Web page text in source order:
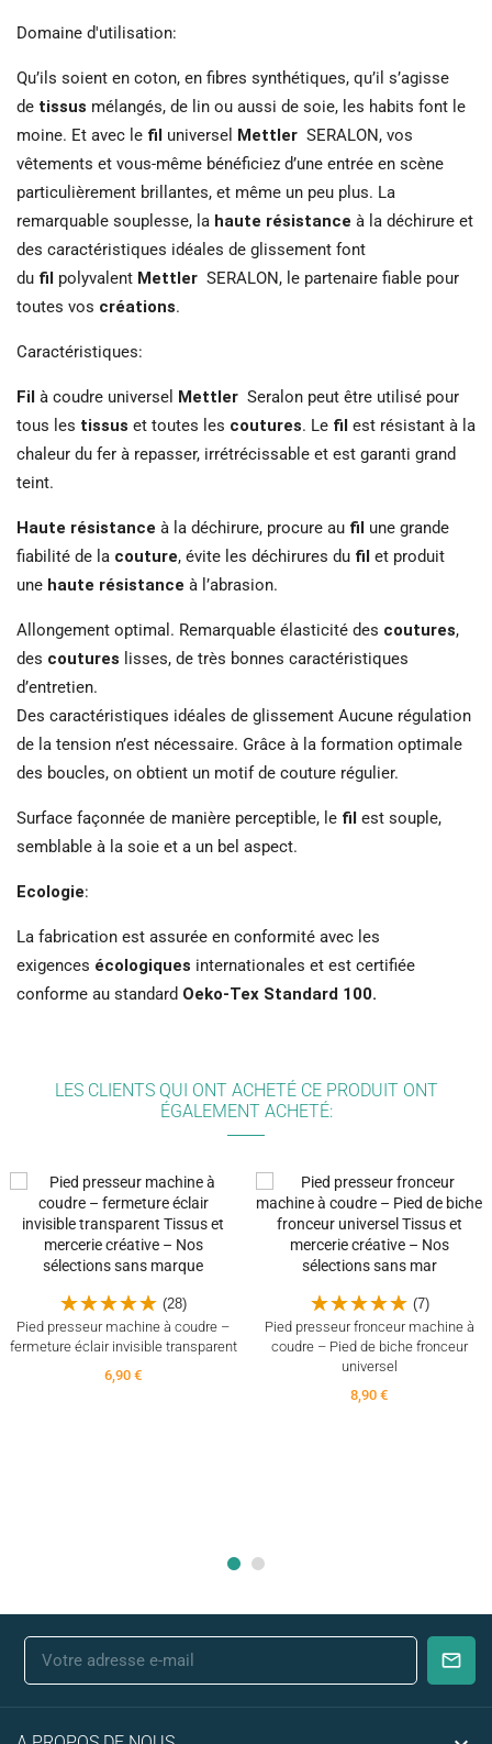
Domaine d'utilisation:
Qu’ils soient en coton, en fibres synthétiques, qu’il s’agisse
de tissus mélangés, de lin ou aussi de soie, les habits font le
moine. Et avec le fil universel Mettler SERALON, vos
vêtements et vous-même bénéficiez d’une entrée en scène
particulièrement brillantes, et même un peu plus. La
remarquable souplesse, la haute résistance à la déchirure et
des caractéristiques idéales de glissement font
du fil polyvalent Mettler SERALON, le partenaire fiable pour
toutes vos créations.
Caractéristiques:
Fil à coudre universel Mettler Seralon peut être utilisé pour
tous les tissus et toutes les coutures. Le fil est résistant à la
chaleur du fer à repasser, irrétrécissable et est garanti grand
teint.
Haute résistance à la déchirure, procure au fil une grande
fiabilité de la couture, évite les déchirures du fil et produit
une haute résistance à l’abrasion.
Allongement optimal. Remarquable élasticité des coutures,
des coutures lisses, de très bonnes caractéristiques
d’entretien.
Des caractéristiques idéales de glissement Aucune régulation
de la tension n’est nécessaire. Grâce à la formation optimale
des boucles, on obtient un motif de couture régulier.
Surface façonnée de manière perceptible, le fil est souple,
semblable à la soie et a un bel aspect.
Ecologie:
La fabrication est assurée en conformité avec les
exigences écologiques internationales et est certifiée
conforme au standard Oeko-Tex Standard 100.
LES CLIENTS QUI ONT ACHETÉ CE PRODUIT ONT
ÉGALEMENT ACHETÉ:
(28)
Pied presseur machine à coudre –
fermeture éclair invisible transparent
6,90 €
(7)
Pied presseur fronceur machine à
coudre – Pied de biche fronceur
universel
8,90 €